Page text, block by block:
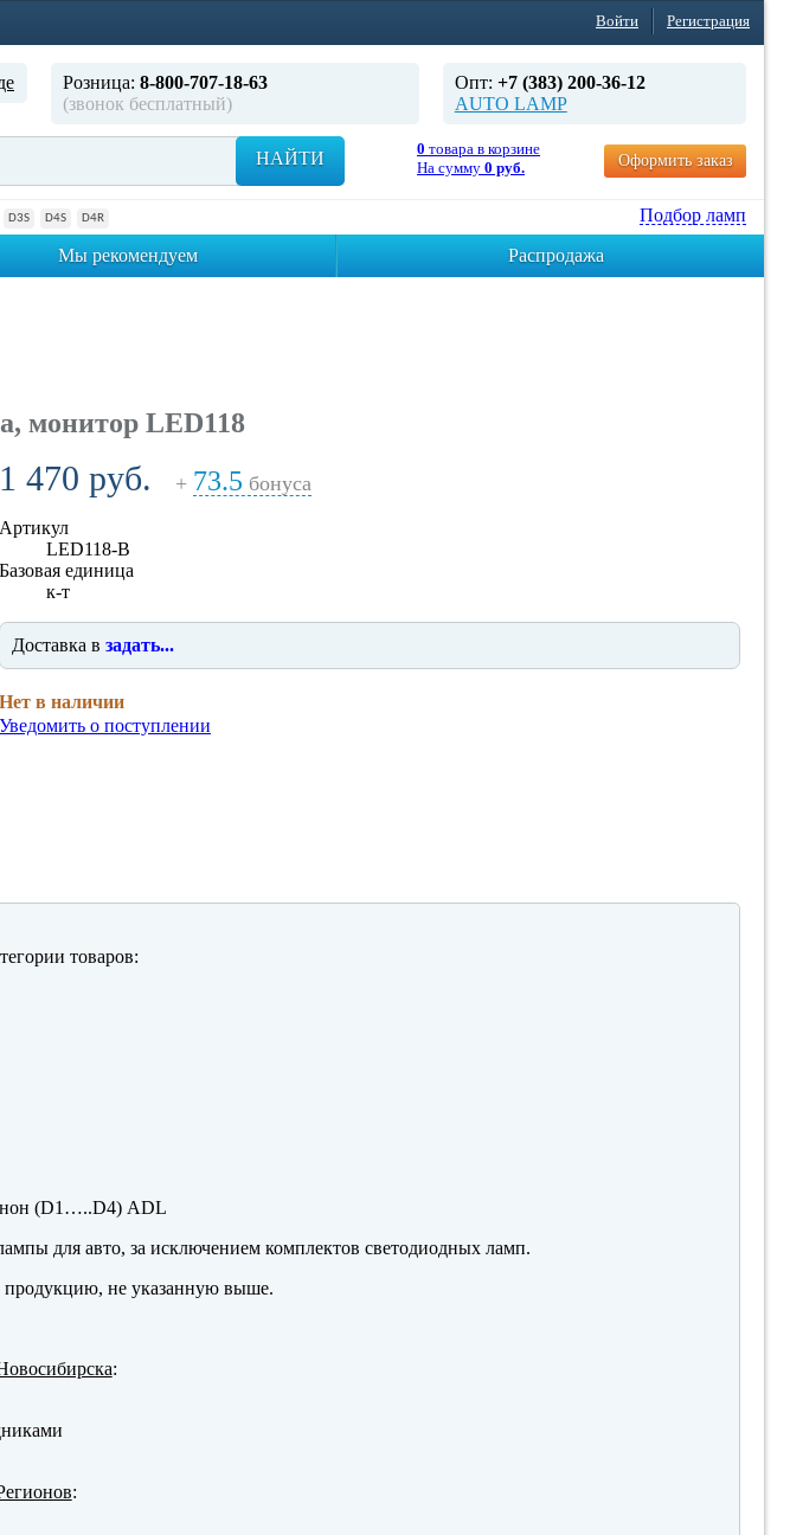
Войти Регистрация
Розница: 8-800-707-18-63
(звонок бесплатный)
Опт: +7 (383) 200-36-12
AUTO LAMP
НАЙТИ 0 товара в корзине
На сумму 0 руб. Оформить заказ
D3S D4S D4R
Подбор ламп
Мы рекомендуем Распродажа
монитор LED118
1 470 руб. + 73.5 бонуса
Артикул
LED118-B
Базовая единица
к-т
Доставка в задать...
Нет в наличии
Уведомить о поступлении
товаров:
(D1…..D4) ADL
для авто, за исключением комплектов светодиодных ламп.
продукцию, не указанную выше.
:
: